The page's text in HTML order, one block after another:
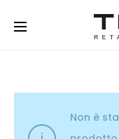
Non è